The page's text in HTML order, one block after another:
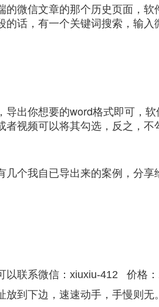
的微信文章的那个历史页面，
话，有一个关键词搜索，输入
导出你想要的word格式即可，
视频可以将其勾选，反之，不
个我自已导出来的案例，分享
以联系微信：xiuxiu-412 价格：
到下边，速速动手，手慢则无。